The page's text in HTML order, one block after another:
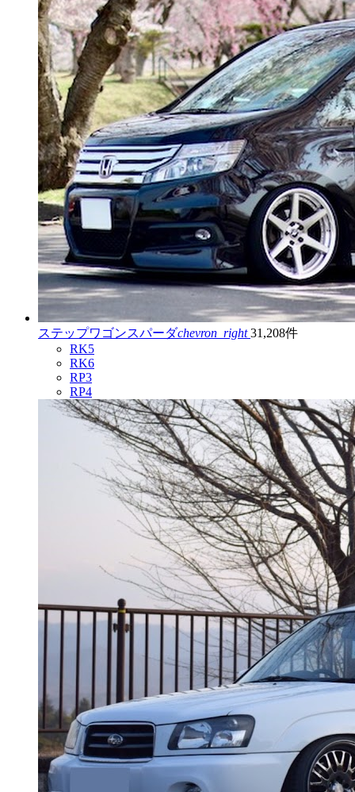
ステップワゴンスパーダchevron_right 31,208件
RK5
RK6
RP3
RP4